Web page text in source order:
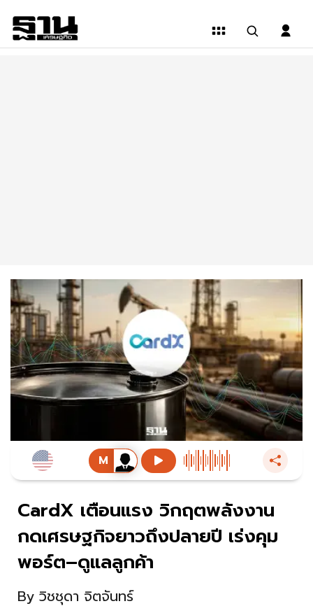
CardX เตือนแรง วิกฤตพลังงาน
กดเศรษฐกิจยาวถึงปลายปี เร่งคุม
พอร์ต–ดูแลลูกค้า
By วิชชุดา จิตจันทร์